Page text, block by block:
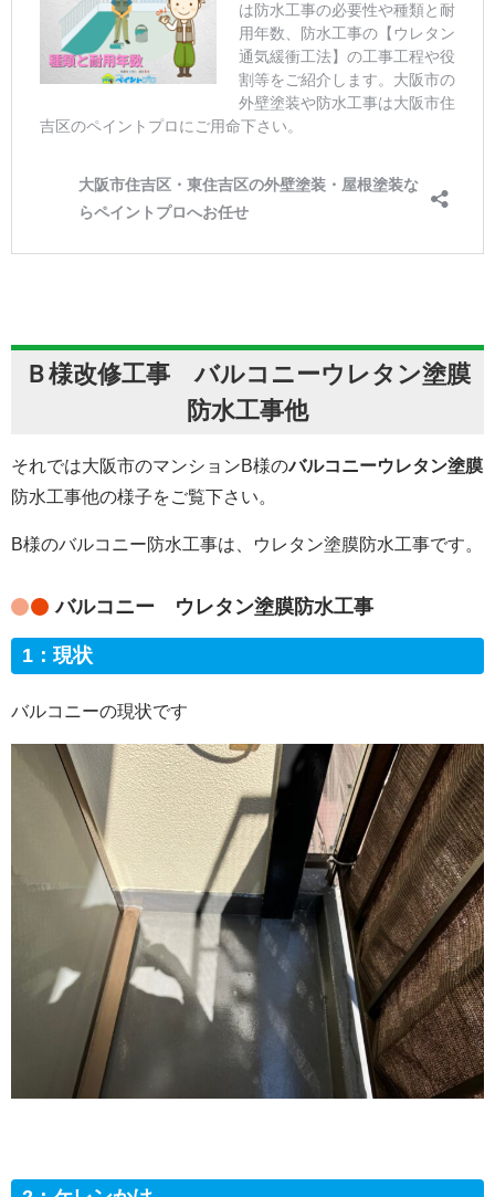
Ｂ様改修工事バルコニーウレタン塗膜
防水工事他
それでは大阪市のマンションB様のバルコニーウレタン塗膜
防水工事他の様子をご覧下さい。
B様のバルコニー防水工事は、ウレタン塗膜防水工事です。
バルコニー ウレタン塗膜防水工事
1：現状
バルコニーの現状です